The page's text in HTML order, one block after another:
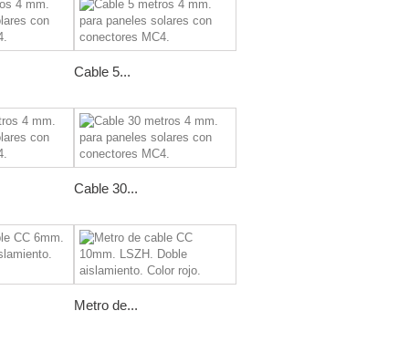
Cable 5...
Cable 30...
Metro de...